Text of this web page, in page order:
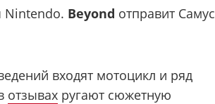
Nintendo. Beyond отправит Самус
входят мотоцикл и ряд
отзывах ругают сюжетную